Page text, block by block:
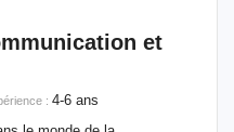
et
: 4-6 ans